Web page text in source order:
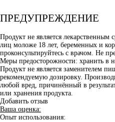
ПРЕДУПРЕЖДЕНИЕ
Продукт не является лекарственным
лиц моложе 18 лет, беременных и
проконсультируйтесь с врачом. Не
Меры предосторожности: хранить в
Продукт не является заменителем
рекомендуемую дозировку.
любой вред, причинённый в
или хранения продукта.
Добавить отзыв
Ваша оценка:
Опыт использования: